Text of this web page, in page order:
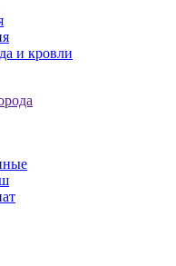
и кровли